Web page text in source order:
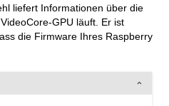
liefert Informationen über die
GPU läuft. Er ist
die Firmware Ihres Raspberry